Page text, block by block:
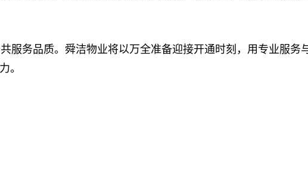
务品质。舜洁物业将以万全准备迎接开通时刻，用专业服务
。